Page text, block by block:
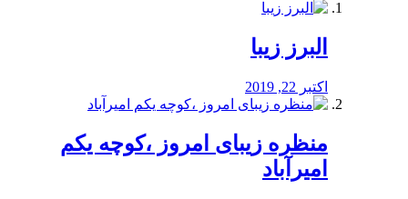
البرز زیبا
اکتبر 22, 2019
منظره‌‌ زیبای امروز ،کوچه یکم
امیرآباد